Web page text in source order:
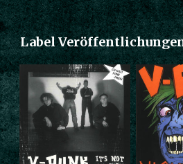
Label